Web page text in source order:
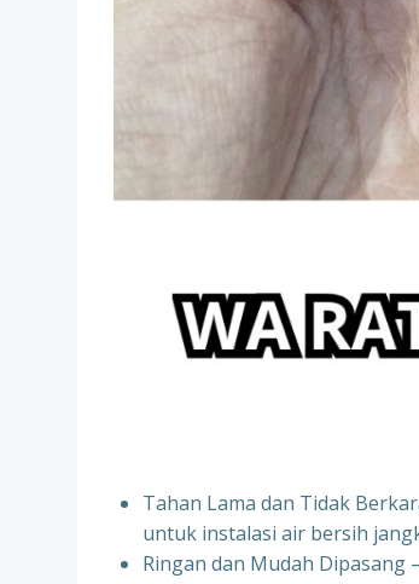
Tahan Lama dan Tidak
untuk instalasi air bersih
Ringan dan Mudah